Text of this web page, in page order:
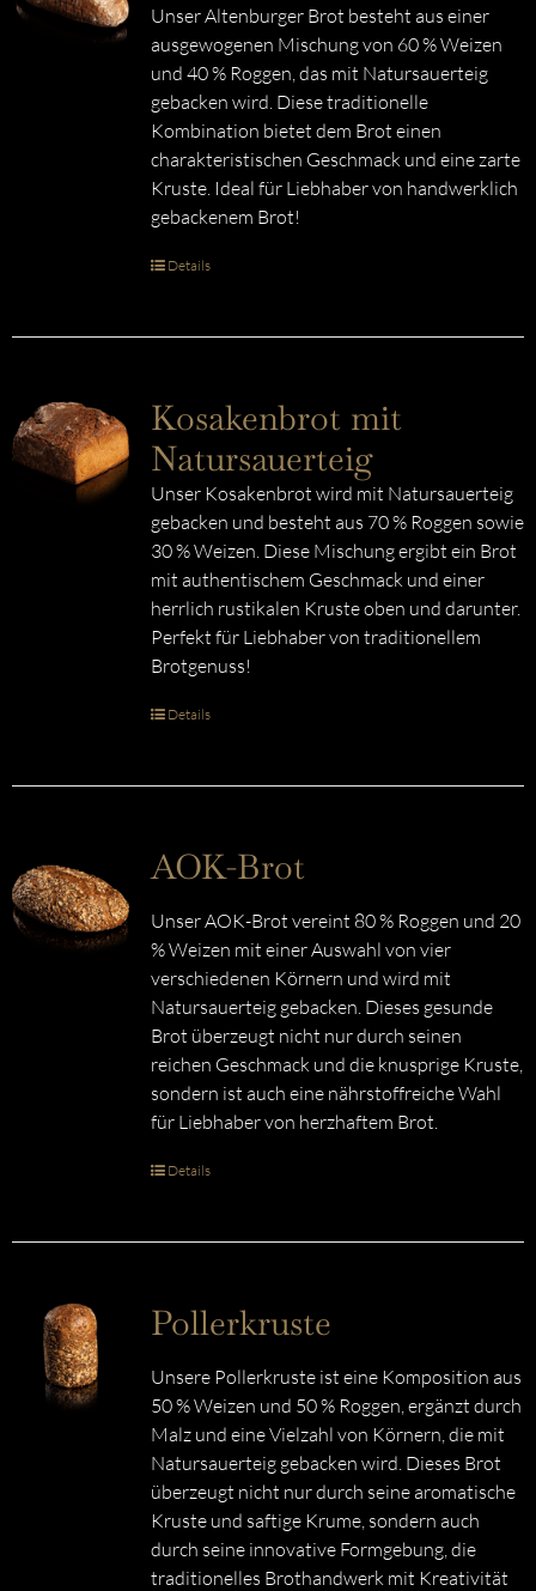
Unser Altenburger Brot besteht aus einer
ausgewogenen Mischung von 60 % Weizen
und 40 % Roggen, das mit Natursauerteig
gebacken wird. Diese traditionelle
Kombination bietet dem Brot einen
charakteristischen Geschmack und eine zarte
Kruste. Ideal für Liebhaber von handwerklich
gebackenem Brot!
Details
Kosakenbrot mit
Natursauerteig
Unser Kosakenbrot wird mit Natursauerteig
gebacken und besteht aus 70 % Roggen sowie
30 % Weizen. Diese Mischung ergibt ein Brot
mit authentischem Geschmack und einer
herrlich rustikalen Kruste oben und darunter.
Perfekt für Liebhaber von traditionellem
Brotgenuss!
Details
AOK-Brot
Unser AOK-Brot vereint 80 % Roggen und 20
% Weizen mit einer Auswahl von vier
verschiedenen Körnern und wird mit
Natursauerteig gebacken. Dieses gesunde
Brot überzeugt nicht nur durch seinen
reichen Geschmack und die knusprige Kruste,
sondern ist auch eine nährstoffreiche Wahl
für Liebhaber von herzhaftem Brot.
Details
Pollerkruste
Unsere Pollerkruste ist eine Komposition aus
50 % Weizen und 50 % Roggen, ergänzt durch
Malz und eine Vielzahl von Körnern, die mit
Natursauerteig gebacken wird. Dieses Brot
überzeugt nicht nur durch seine aromatische
Kruste und saftige Krume, sondern auch
durch seine innovative Formgebung, die
traditionelles Brothandwerk mit Kreativität